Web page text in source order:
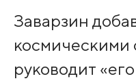
Заварзин
космическими
руководит